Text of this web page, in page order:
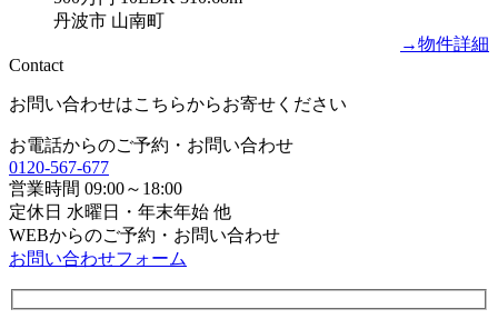
丹波市 山南町
→物件詳細
Contact
お問い合わせはこちらからお寄せください
お電話からのご予約・お問い合わせ
0120-567-677
営業時間 09:00～18:00
定休日 水曜日・年末年始 他
WEBからのご予約・お問い合わせ
お問い合わせフォーム